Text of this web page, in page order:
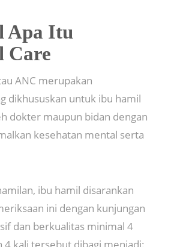
Apa Itu
Care
ANC merupakan
dikhususkan untuk ibu hamil
dokter maupun bidan dengan
kesehatan mental serta
ibu hamil disarankan
ini dengan kunjungan
dan berkualitas minimal 4